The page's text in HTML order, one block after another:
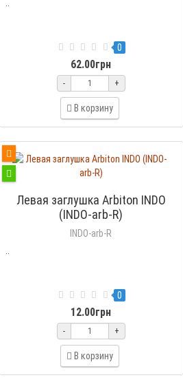
0
62.00грн
- +
В корзину
Левая заглушка Arbiton INDO
(INDO-arb-R)
INDO-arb-R
0
12.00грн
- +
В корзину